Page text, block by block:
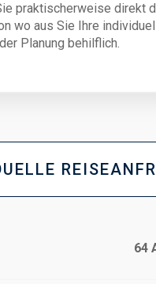
praktischerweise direkt
wo aus Sie Ihre
Planung behilflich.
64